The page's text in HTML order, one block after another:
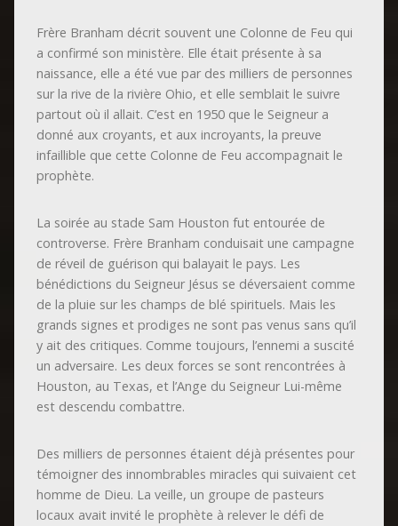
Frère Branham décrit souvent une Colonne de Feu qui
a confirmé son ministère. Elle était présente à sa
naissance, elle a été vue par des milliers de personnes
sur la rive de la rivière Ohio, et elle semblait le suivre
partout où il allait. C’est en 1950 que le Seigneur a
donné aux croyants, et aux incroyants, la preuve
infaillible que cette Colonne de Feu accompagnait le
prophète.
La soirée au stade Sam Houston fut entourée de
controverse. Frère Branham conduisait une campagne
de réveil de guérison qui balayait le pays. Les
bénédictions du Seigneur Jésus se déversaient comme
de la pluie sur les champs de blé spirituels. Mais les
grands signes et prodiges ne sont pas venus sans qu’il
y ait des critiques. Comme toujours, l’ennemi a suscité
un adversaire. Les deux forces se sont rencontrées à
Houston, au Texas, et l’Ange du Seigneur Lui-même
est descendu combattre.
Des milliers de personnes étaient déjà présentes pour
témoigner des innombrables miracles qui suivaient cet
homme de Dieu. La veille, un groupe de pasteurs
locaux avait invité le prophète à relever le défi de